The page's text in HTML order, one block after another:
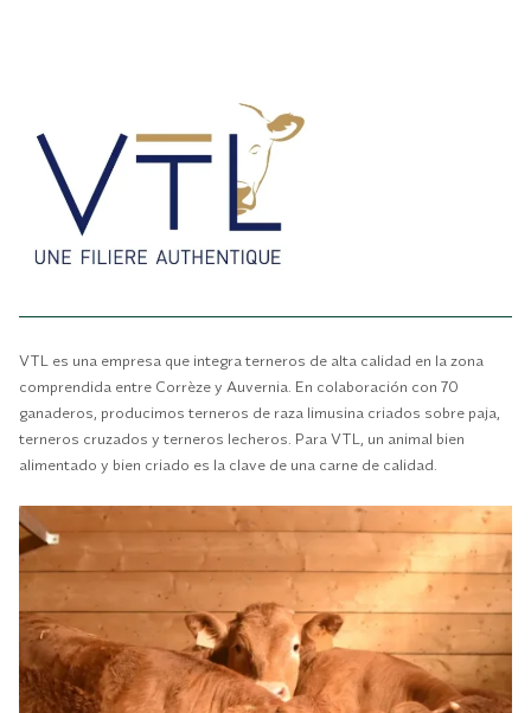
VTL es una empresa que integra terneros de alta calidad en la zona
comprendida entre Corrèze y Auvernia. En colaboración con 70
ganaderos, producimos terneros de raza limusina criados sobre paja,
terneros cruzados y terneros lecheros. Para VTL, un animal bien
alimentado y bien criado es la clave de una carne de calidad.